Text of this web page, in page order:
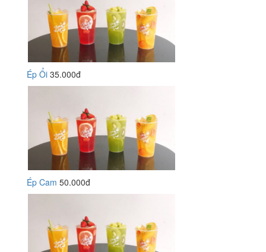
Ép Ổi 35.000đ
Ép Cam 50.000đ